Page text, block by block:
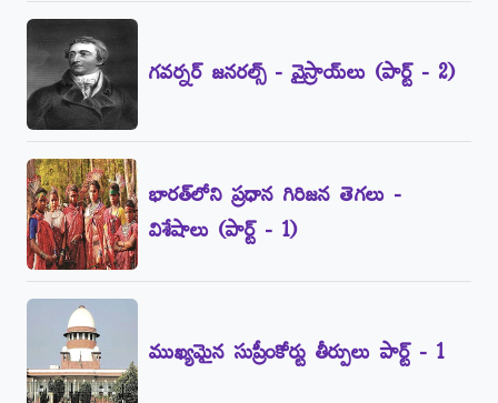
గవర్నర్‌ జనరల్స్‌ - వైస్రాయ్‌లు (పార్ట్‌ - 2)
భారత్‌లోని ప్రధాన గిరిజన తెగలు -
విశేషాలు (పార్ట్‌ - 1)
ముఖ్యమైన సుప్రీంకోర్టు తీర్పులు పార్ట్‌ - 1